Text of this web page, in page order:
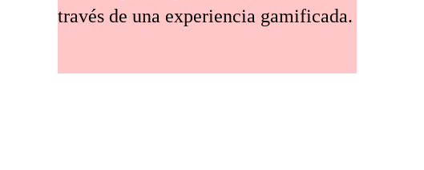
través de una experiencia gamificada.